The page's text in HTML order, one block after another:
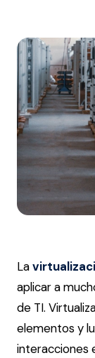
La
aplicar a
de TI.
elementos y
interacciones